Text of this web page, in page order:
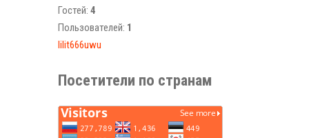
Гостей: 4
Пользователей: 1
lilit666uwu
Посетители по странам